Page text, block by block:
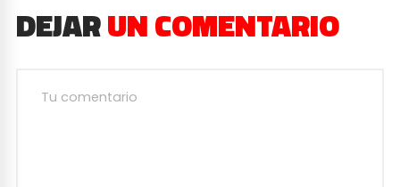
DEJARUN COMENTARIO